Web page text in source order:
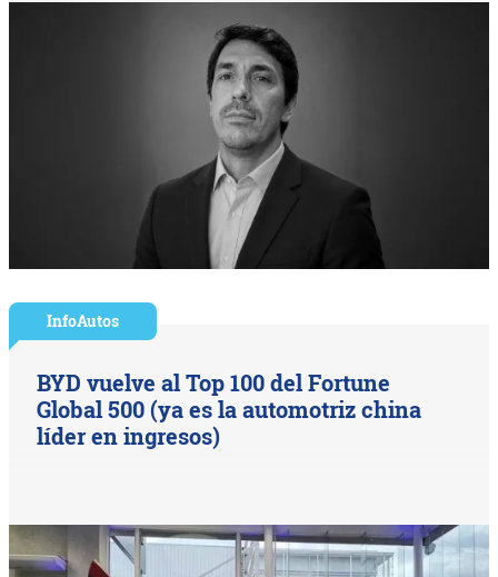
InfoAutos
BYD vuelve al Top 100 del Fortune
Global 500 (ya es la automotriz china
líder en ingresos)